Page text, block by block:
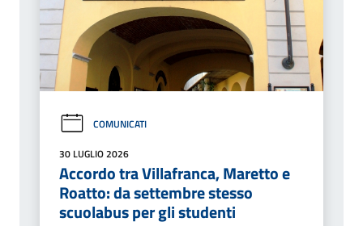
COMUNICATI
30 LUGLIO 2026
Accordo tra Villafranca, Maretto e
Roatto: da settembre stesso
scuolabus per gli studenti